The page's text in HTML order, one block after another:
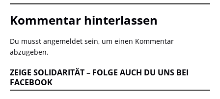
Kommentar hinterlassen
Du musst angemeldet sein, um einen Kommentar
abzugeben.
ZEIGE SOLIDARITÄT – FOLGE AUCH DU UNS BEI
FACEBOOK